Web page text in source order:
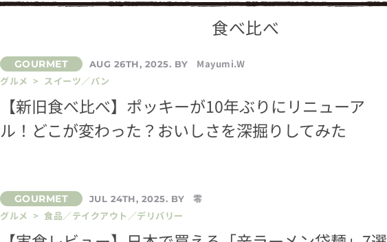
食べ比べ
AUG 26TH, 2025. BY
Mayumi.W
グルメ > スイーツ／パン
【新旧食べ比べ】ポッキーが10年ぶりにリニューア
ル！どこが変わった？おいしさを深掘りしてみた
JUL 24TH, 2025. BY
零
グルメ > 食品／テイクアウト／デリバリー